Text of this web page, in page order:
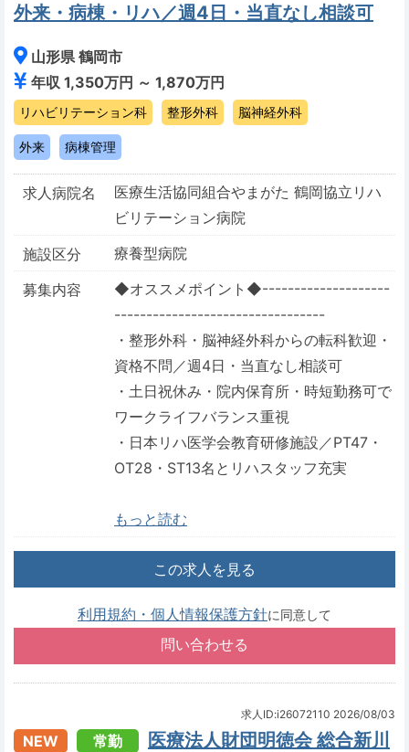
外来・病棟・リハ／週4日・当直なし相談可
山形県 鶴岡市
年収 1,350万円 ～ 1,870万円
リハビリテーション科 整形外科 脳神経外科
外来 病棟管理
求人病院名
医療生活協同組合やまがた 鶴岡協立リハ
ビリテーション病院
施設区分
療養型病院
募集内容
◆オススメポイント◆--------------------
---------------------------------
・整形外科・脳神経外科からの転科歓迎・
資格不問／週4日・当直なし相談可
・土日祝休み・院内保育所・時短勤務可で
ワークライフバランス重視
・日本リハ医学会教育研修施設／PT47・
OT28・ST13名とリハスタッフ充実
もっと読む
この求人を見る
利用規約・個人情報保護方針に同意して
求人ID:i26072110 2026/08/03
NEW 常勤
医療法人財団明徳会 総合新川